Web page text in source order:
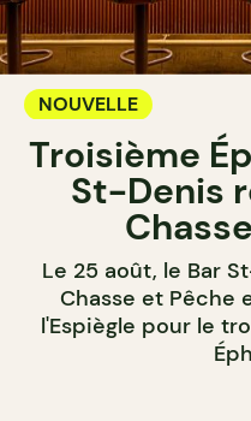
NOUVELLE
Troisième
St-Denis
Le 25 août, le Bar
Chasse et Pêche
l'Espiègle pour le